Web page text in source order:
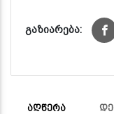
გაზიარება:
ᲐᲦᲬᲔᲠᲐ